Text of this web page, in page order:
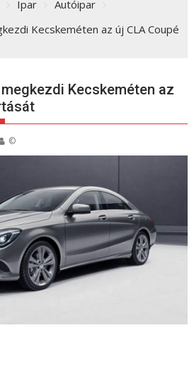
Ipar
Autóipar
Kecskeméten az új CLA Coupé
Kecskeméten az
©